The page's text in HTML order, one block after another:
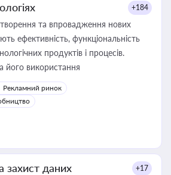
+184
та впровадження нових
ефективність, функціональність
продуктів і процесів.
його використання
Рекламний ринок
захист даних +17